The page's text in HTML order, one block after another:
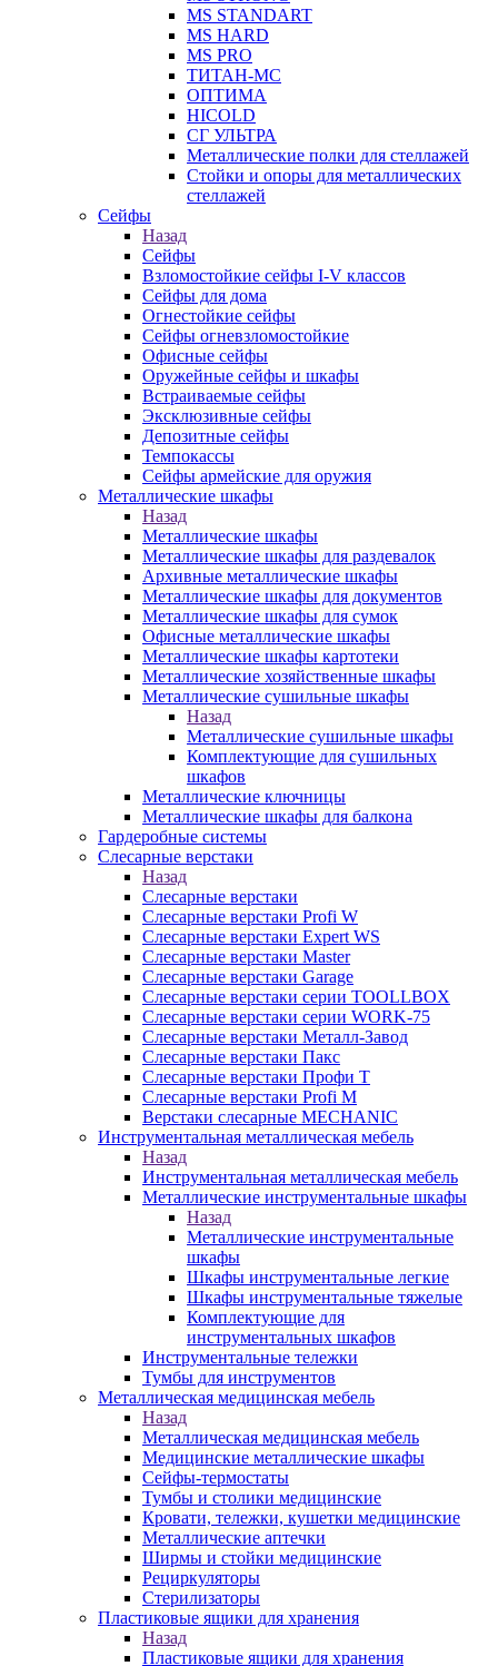
MS STANDART
MS HARD
MS PRO
ТИТАН-МС
ОПТИМА
HICOLD
СГ УЛЬТРА
Металлические полки для стеллажей
Стойки и опоры для металлических
стеллажей
Сейфы
Назад
Сейфы
Взломостойкие сейфы I-V классов
Сейфы для дома
Огнестойкие сейфы
Сейфы огневзломостойкие
Офисные сейфы
Оружейные сейфы и шкафы
Встраиваемые сейфы
Эксклюзивные сейфы
Депозитные сейфы
Темпокассы
Сейфы армейские для оружия
Металлические шкафы
Назад
Металлические шкафы
Металлические шкафы для раздевалок
Архивные металлические шкафы
Металлические шкафы для документов
Металлические шкафы для сумок
Офисные металлические шкафы
Металлические шкафы картотеки
Металлические хозяйственные шкафы
Металлические сушильные шкафы
Назад
Металлические сушильные шкафы
Комплектующие для сушильных
шкафов
Металлические ключницы
Металлические шкафы для балкона
Гардеробные системы
Слесарные верстаки
Назад
Слесарные верстаки
Слесарные верстаки Profi W
Слесарные верстаки Expert WS
Слесарные верстаки Master
Слесарные верстаки Garage
Слесарные верстаки серии TOOLLBOX
Слесарные верстаки серии WORK-75
Слесарные верстаки Металл-Завод
Слесарные верстаки Пакс
Слесарные верстаки Профи Т
Слесарные верстаки Profi M
Верстаки слесарные MECHANIC
Инструментальная металлическая мебель
Назад
Инструментальная металлическая мебель
Металлические инструментальные шкафы
Назад
Металлические инструментальные
шкафы
Шкафы инструментальные легкие
Шкафы инструментальные тяжелые
Комплектующие для
инструментальных шкафов
Инструментальные тележки
Тумбы для инструментов
Металлическая медицинская мебель
Назад
Металлическая медицинская мебель
Медицинские металлические шкафы
Сейфы-термостаты
Тумбы и столики медицинские
Кровати, тележки, кушетки медицинские
Металлические аптечки
Ширмы и стойки медицинские
Рециркуляторы
Стерилизаторы
Пластиковые ящики для хранения
Назад
Пластиковые ящики для хранения